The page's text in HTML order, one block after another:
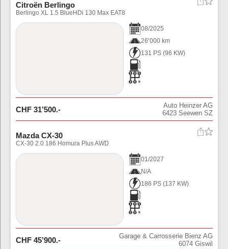
Citroën Berlingo
Berlingo XL 1.5 BlueHDi 130 Max EAT8
08/2025
26’000 km
131 PS (96 KW)
CHF 31’500.-
Auto Heinzer AG
6423 Seewen SZ
Mazda CX-30
CX-30 2.0 186 Homura Plus AWD
01/2027
N/A
186 PS (137 KW)
CHF 45’900.-
Garage & Carrosserie Bienz AG
6074 Giswil